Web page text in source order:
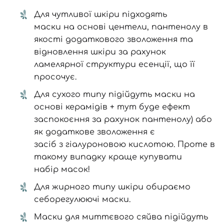
Для чутливої шкіри підходять
маски на основі центели, пантенолу в
якості додаткового зволоження та
відновлення шкіри за рахунок
ламелярної структури есенції, що її
просочує.
Для сухого типу підійдуть маски на
основі керамідів + тут буде ефект
заспокоєння за рахунок пантенолу) або
як додаткове зволоження є
засіб з гіалуроновою кислотою. Проте в
такому випадку краще купувати
набір масок!
Для жирного типу шкіри обираємо
себорегулюючі маски.
Маски для миттєвого сяйва підійдуть
Вхід Реєстрація
Номер телефону